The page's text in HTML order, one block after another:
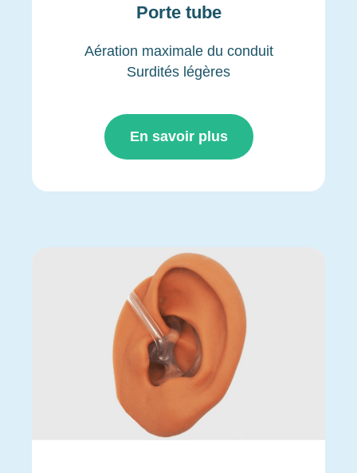
Porte tube
Aération maximale du conduit
Surdités légères
En savoir plus